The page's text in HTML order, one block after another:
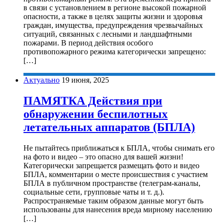
в связи с установлением в регионе высокой пожарной
опасности, а также в целях защиты жизни и здоровья
граждан, имущества, предупреждения чрезвычайных
ситуаций, связанных с лесными и ландшафтными
пожарами. В период действия особого
противопожарного режима категорически запрещено:
[…]
Актуально 19 июня, 2025
ПАМЯТКА Действия при
обнаружении беспилотных
летательных аппаратов (БПЛА)
Не пытайтесь приближаться к БПЛА, чтобы снимать его
на фото и видео – это опасно для вашей жизни!
Категорически запрещается размещать фото и видео
БПЛА, комментарии о месте происшествия c участием
БПЛА в публичном пространстве (телеграм-каналы,
социальные сети, групповые чаты и т. д.).
Распространяемые таким образом данные могут быть
использованы для нанесения вреда мирному населению
[…]